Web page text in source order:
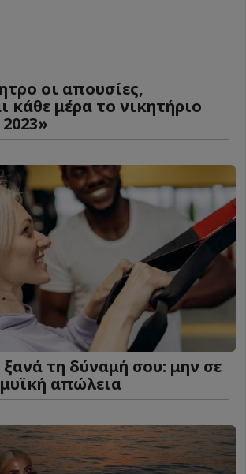
οι απουσίες,
κάθε μέρα το νικητήριο
τη δύναμή σου: μην σε
απώλεια